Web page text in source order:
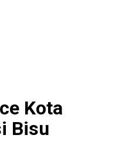
Kota
Bisu